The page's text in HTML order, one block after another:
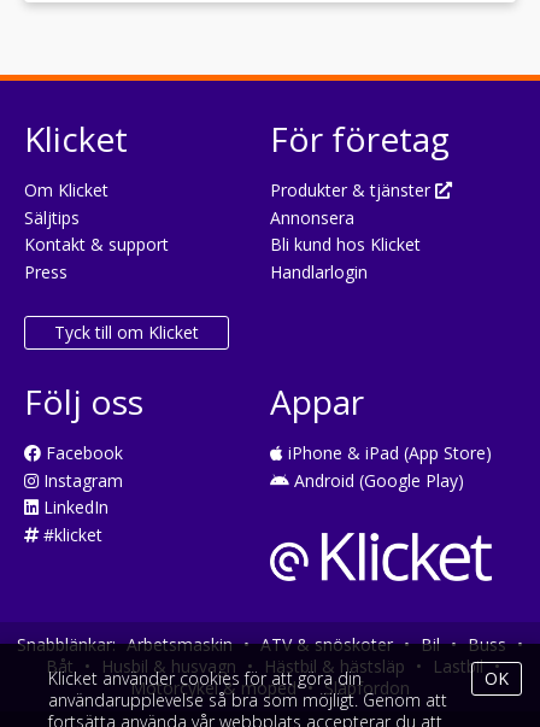
Klicket
Om Klicket
Säljtips
Kontakt & support
Press
Tyck till om Klicket
För företag
Produkter & tjänster
Annonsera
Bli kund hos Klicket
Handlarlogin
Följ oss
Facebook
Instagram
LinkedIn
#klicket
Appar
iPhone & iPad (App Store)
Android (Google Play)
Snabblänkar: Arbetsmaskin • ATV & snöskoter • Bil • Buss •
Båt • Husbil & husvagn • Hästbil & hästsläp • Lastbil •
Motorcykel & moped • Släpfordon
Klicket använder cookies för att göra din
användarupplevelse så bra som möjligt. Genom att
fortsätta använda vår webbplats accepterar du att
OK